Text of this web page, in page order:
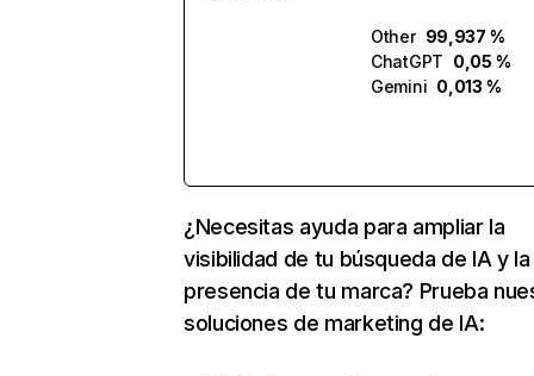
Other 99,937 %
ChatGPT 0,05 %
Gemini 0,013 %
¿Necesitas ayuda para ampliar la
visibilidad de tu búsqueda de IA y la
presencia de tu marca? Prueba
soluciones de marketing de IA: